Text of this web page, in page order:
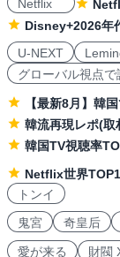
Netflix
Disney+2026年
U-NEXT
グローバル視点で
【最新8月】韓
韓流再現レポ(取
韓国TV視聴率
Netflix世界
トンイ
鬼宮
奇皇后
愛が来る 財閥